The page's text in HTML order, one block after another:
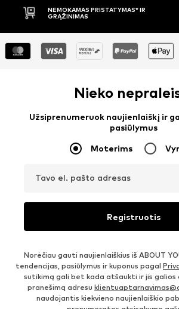
IR
Nieko
Užsiprenumeruok naujienlaiškį ir
pasiūlymus
Moterims
Tavo el. pašto adresas
Registruotis
Norėčiau gauti naujienlaiškius iš ABOUT
tendencijas, pasiūlymus ir kuponus pagal
sutikimą gali bet kada atšaukti ir jis
pranešimą adresu
naudojantis kiekvieno naujienlaiškio